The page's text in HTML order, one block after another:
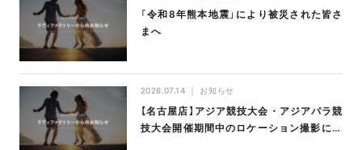
「令和8年熊本地震」により被災された皆さ
まへ
2026.07.14 お知らせ
【名古屋店】アジア競技大会・アジアパラ競
技大会開催期間中のロケーション撮影につ